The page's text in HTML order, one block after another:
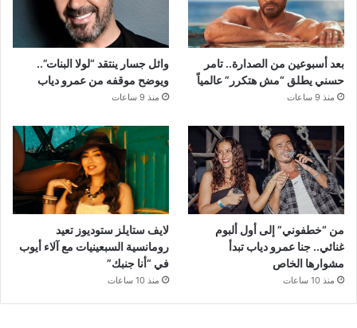
بعد أسبوعين من الصدارة.. تامر
حسني يطلق “مش هتكرر” عالمياً
منذ 9 ساعات
وائل جسار ينتقد “لولا البنات”..
ويوضح موقفه من عمرو دياب
منذ 9 ساعات
من “خطفوني” إلى أول ألبوم
غنائي.. جنا عمرو دياب تبدأ
مشوارها الخاص
منذ 10 ساعات
لايف ستايلز ستوديوز تعيد
رومانسية السبعينيات مع آلاء أيوب
في “أنا جنبك”
منذ 10 ساعات